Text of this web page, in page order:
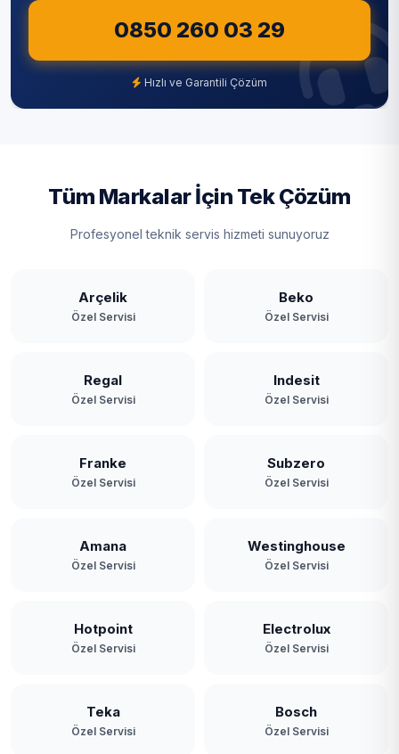
Şişli
Tuzla
Üsküdar
Zeytinburnu
0850 260 03 29
Hızlı ve Garantili Çözüm
Tüm Markalar İçin Tek Çözüm
Profesyonel teknik servis hizmeti sunuyoruz
Arçelik
Özel Servisi
Beko
Özel Servisi
Regal
Özel Servisi
Indesit
Özel Servisi
Franke
Özel Servisi
Subzero
Özel Servisi
Amana
Özel Servisi
Westinghouse
Özel Servisi
Hotpoint
Özel Servisi
Electrolux
Özel Servisi
Teka
Özel Servisi
Bosch
Özel Servisi